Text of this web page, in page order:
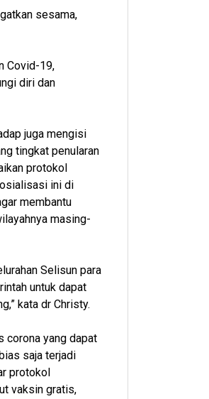
sesama,
Covid-19,
diri dan
juga mengisi
tingkat penularan
protokol
ini di
membantu
masing-
Selisun para
untuk dapat
kata dr Christy.
corona yang dapat
saja terjadi
protokol
vaksin gratis,